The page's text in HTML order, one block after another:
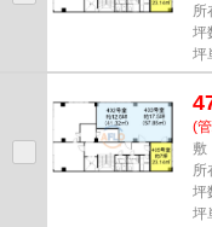
所
坪
坪
(
敷
所
坪
坪